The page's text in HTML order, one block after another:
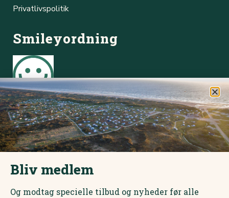
Privatlivspolitik
Smileyordning
Børsmose Strand Camping Cafe
Online booking
Du kan hurtigt og nemt booke plads via vores online
Book online her
Bliv medlem
Og modtag specielle tilbud og nyheder før alle